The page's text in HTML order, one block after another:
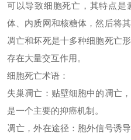
可以导致细胞死亡，其特点是
体、内质网和核糖体，然后将
凋亡和坏死是十多种细胞死亡
存在大量交互作用。
细胞死亡术语：
失巢凋亡： 贴壁细胞中的凋亡
是一个主要的抑癌机制。
凋亡，外在途径： 胞外信号诱